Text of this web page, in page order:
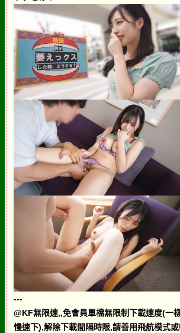
---
@KF無限速,,免會員單檔無限制下載速度(一
慢速下),解除下載間隔時限,請善用飛航模式